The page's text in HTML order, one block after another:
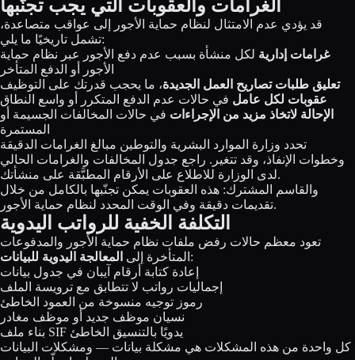
الغرامات والعقوبات التي يجب تجنّبها
قد يؤدي عدم الامتثال لنظام حماية الأجور إلى عواقب متصاعدة،
تشمل تاريخيًا ما يلي:
غرامات إدارية لكل منشأة بسبب عدم دفع الأجور عبر نظام حماية
الأجور أو الدفع المتأخر
تعليق طلبات تصاريح العمل الجديدة، ما يحجب قدرتك على التوظيف
عقوبات لكل عامل في حالات عدم الدفع المتكرر أو واسع النطاق
الإحالة لاتخاذ مزيد من الإجراءات في حالات المخالفات الجسيمة أو
المستمرة
تحدد وزارة الموارد البشرية والتوطين مبالغ الغرامات الدقيقة
وخطوات الإنفاذ، وقد تتغير. راجع جدول المخالفات والغرامات الحالي
لدى الوزارة للاطلاع على الأرقام المطبَّقة على منشأتك.
والقاسم المشترك: هذه العقوبات يمكن تجنّبها بالكامل من خلال
تقديمات دقيقة وفي الوقت المحدد لنظام حماية الأجور.
التكلفة الخفية للرواتب اليدوية
تعود معظم حالات رفض ملفات نظام حماية الأجور والمدفوعات
المتأخرة إلى المعالجة اليدوية للبيانات
:
إعادة كتابة أرقام آيبان في جدول بيانات
إجماليات رواتب لا تتطابق مع ترويسة الملف
رموز توجيه منسوخة من العمود الخاطئ
نسيان موظف جديد أو موظف مغادر
بناء ملف SIF يدويًا بالتنسيق الخاطئ
كل واحدة من هذه المشكلات هي مشكلة بيانات — ومشكلات البيانات